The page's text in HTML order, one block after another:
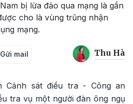
bị lừa đảo qua mạng là gần
cho là vùng trũng nhận
mạng.
Gửi mail Thu Hà
Cảnh sát điều tra - Công an
tra vụ một người đàn ông ngụ